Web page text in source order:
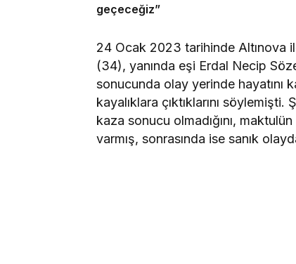
geçeceğiz”
24 Ocak 2023 tarihinde Altınova
(34), yanında eşi Erdal Necip
sonucunda olay yerinde
kayalıklara çıktıklarını
kaza sonucu olmadığını,
varmış, sonrasında ise sanık